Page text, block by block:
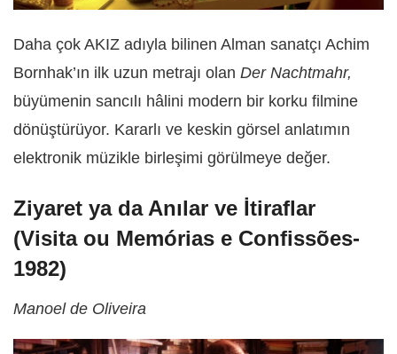
Daha çok AKIZ adıyla bilinen Alman sanatçı Achim
Bornhak’ın ilk uzun metrajı olan Der Nachtmahr,
büyümenin sancılı hâlini modern bir korku filmine
dönüştürüyor. Kararlı ve keskin görsel anlatımın
elektronik müzikle birleşimi görülmeye değer.
Ziyaret ya da Anılar ve İtiraflar
(Visita ou Memórias e Confissões-
1982)
Manoel de Oliveira